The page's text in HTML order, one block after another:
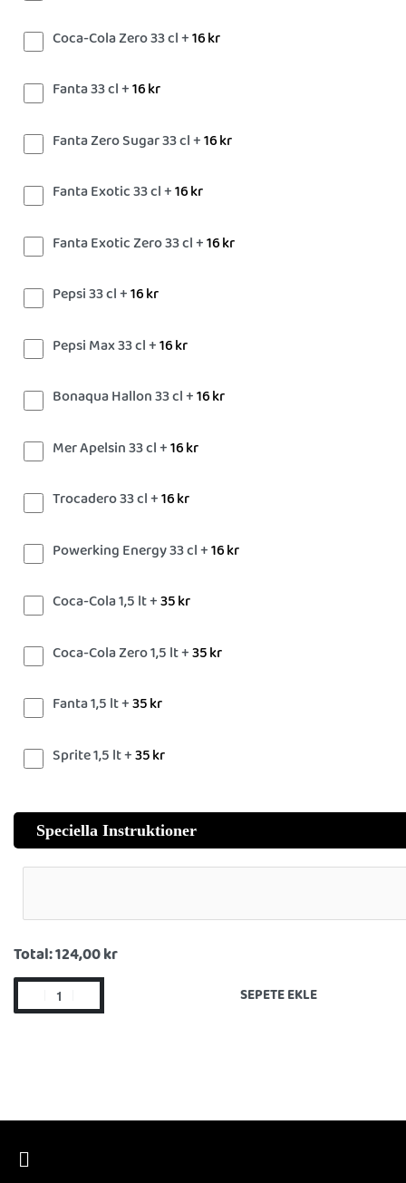
Coca-Cola Zero 33 cl +16kr
Fanta 33 cl +16kr
Fanta Zero Sugar 33 cl +16kr
Fanta Exotic 33 cl +16kr
Fanta Exotic Zero 33 cl +16kr
Pepsi 33 cl +16kr
Pepsi Max 33 cl +16kr
Bonaqua Hallon 33 cl +16kr
Mer Apelsin 33 cl +16kr
Trocadero 33 cl +16kr
Powerking Energy 33 cl +16kr
Coca-Cola 1,5 lt +35kr
Coca-Cola Zero 1,5 lt +35kr
Fanta 1,5 lt +35kr
Sprite 1,5 lt +35kr
Speciella Instruktioner
Total:124,00 kr
SEPETE EKLE